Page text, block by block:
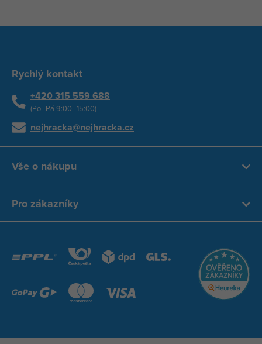
Rychlý kontakt
+420 315 559 688
(Po–Pá 9:00–15:00)
nejhracka@nejhracka.cz
Vše o nákupu
Pro zákazníky